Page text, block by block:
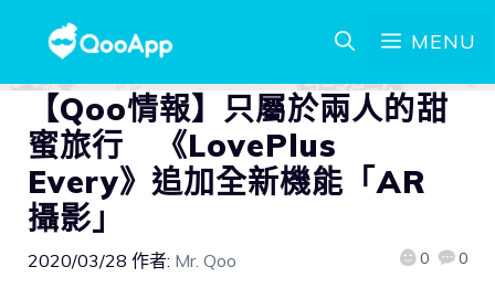
MENU
【Qoo情報】只屬於兩人的甜
蜜旅行 《LovePlus
Every》追加全新機能「AR
攝影」
2020/03/28 作者: Mr. Qoo 0 0